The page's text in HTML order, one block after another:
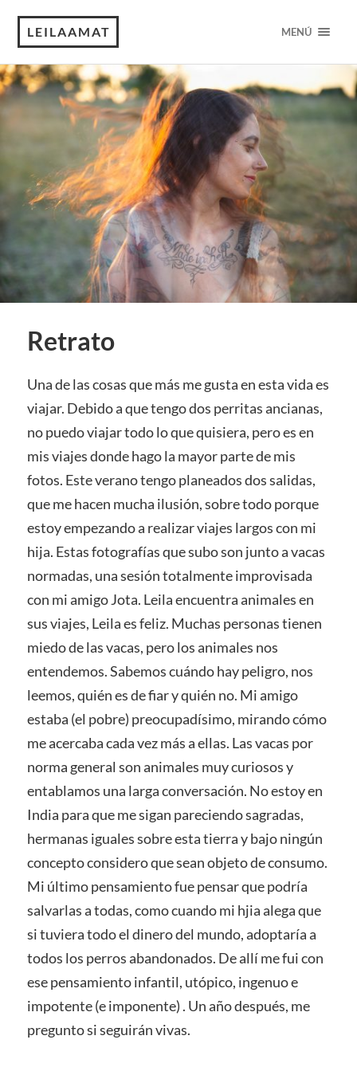
LEILAAMAT MENÚ
Retrato
Una de las cosas que más me gusta en esta vida es
viajar. Debido a que tengo dos perritas ancianas,
no puedo viajar todo lo que quisiera, pero es en
mis viajes donde hago la mayor parte de mis
fotos. Este verano tengo planeados dos salidas,
que me hacen mucha ilusión, sobre todo porque
estoy empezando a realizar viajes largos con mi
hija. Estas fotografías que subo son junto a vacas
normadas, una sesión totalmente improvisada
con mi amigo Jota. Leila encuentra animales en
sus viajes, Leila es feliz. Muchas personas tienen
miedo de las vacas, pero los animales nos
entendemos. Sabemos cuándo hay peligro, nos
leemos, quién es de fiar y quién no. Mi amigo
estaba (el pobre) preocupadísimo, mirando cómo
me acercaba cada vez más a ellas. Las vacas por
norma general son animales muy curiosos y
entablamos una larga conversación. No estoy en
India para que me sigan pareciendo sagradas,
hermanas iguales sobre esta tierra y bajo ningún
concepto considero que sean objeto de consumo.
Mi último pensamiento fue pensar que podría
salvarlas a todas, como cuando mi hjia alega que
si tuviera todo el dinero del mundo, adoptaría a
todos los perros abandonados. De allí me fui con
ese pensamiento infantil, utópico, ingenuo e
impotente (e imponente) . Un año después, me
pregunto si seguirán vivas.